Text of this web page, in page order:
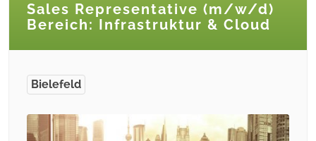
Sales Representative (m/w/d)
Bereich: Infrastruktur & Cloud
Bielefeld